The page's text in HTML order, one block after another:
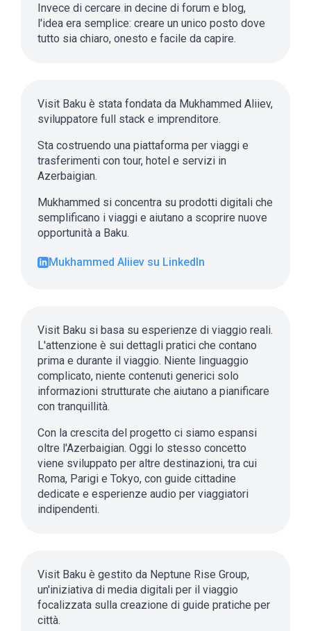
Invece di cercare in decine di forum e blog,
l'idea era semplice: creare un unico posto dove
tutto sia chiaro, onesto e facile da capire.
Visit Baku è stata fondata da Mukhammed Aliiev,
sviluppatore full stack e imprenditore.
Sta costruendo una piattaforma per viaggi e
trasferimenti con tour, hotel e servizi in
Azerbaigian.
Mukhammed si concentra su prodotti digitali che
semplificano i viaggi e aiutano a scoprire nuove
opportunità a Baku.
Mukhammed Aliiev su LinkedIn
Visit Baku si basa su esperienze di viaggio reali.
L'attenzione è sui dettagli pratici che contano
prima e durante il viaggio. Niente linguaggio
complicato, niente contenuti generici solo
informazioni strutturate che aiutano a pianificare
con tranquillità.
Con la crescita del progetto ci siamo espansi
oltre l'Azerbaigian. Oggi lo stesso concetto
viene sviluppato per altre destinazioni, tra cui
Roma, Parigi e Tokyo, con guide cittadine
dedicate e esperienze audio per viaggiatori
indipendenti.
Visit Baku è gestito da Neptune Rise Group,
un'iniziativa di media digitali per il viaggio
focalizzata sulla creazione di guide pratiche per
città.